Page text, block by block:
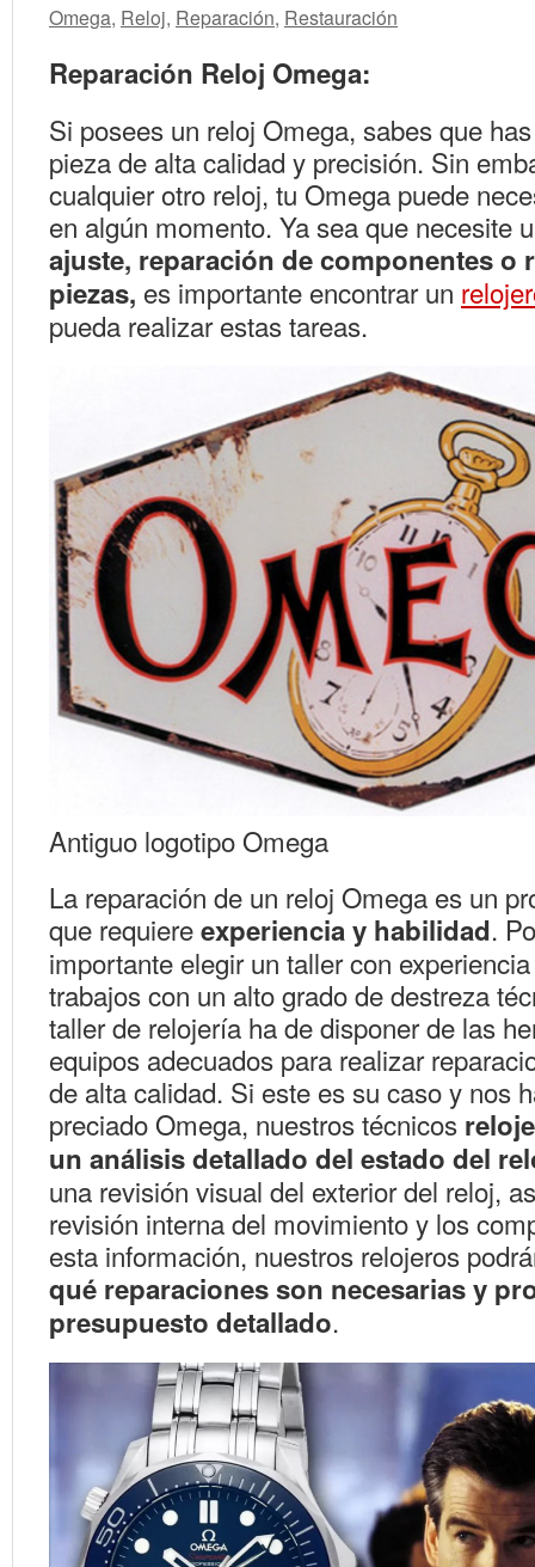
Omega, Reloj, Reparación, Restauración
Reparación Reloj Omega:
Si posees un reloj Omega, sabes que
pieza de alta calidad y precisión. Sin
cualquier otro reloj, tu Omega puede
en algún momento. Ya sea que necesite
ajuste, reparación de componentes o
piezas, es importante encontrar un
pueda realizar estas tareas.
Antiguo logotipo Omega
La reparación de un reloj Omega es un
que requiereexperiencia y habilidad.
importante elegir un taller con
trabajos con un alto grado de destreza
taller de relojería ha de disponer de las
equipos adecuados para realizar
de alta calidad. Si este es su caso y nos
preciado Omega, nuestros técnicos
un análisis detallado del estado del
una revisión visual del exterior del reloj,
revisión interna del movimiento y los
esta información, nuestros relojeros
qué reparaciones son necesarias y
presupuesto detallado.